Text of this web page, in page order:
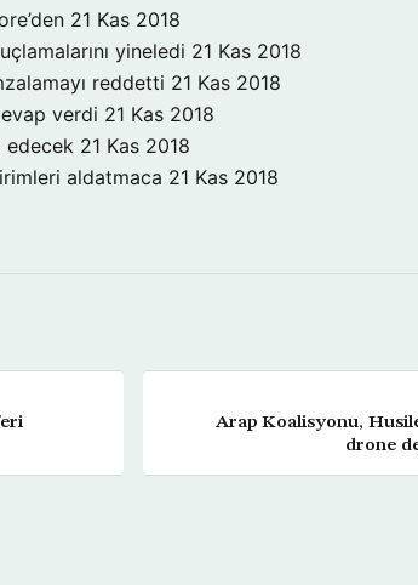
21 Kas 2018
yineledi 21 Kas 2018
reddetti 21 Kas 2018
verdi 21 Kas 2018
edecek 21 Kas 2018
aldatmaca 21 Kas 2018
Arap Koalisyonu,
drone